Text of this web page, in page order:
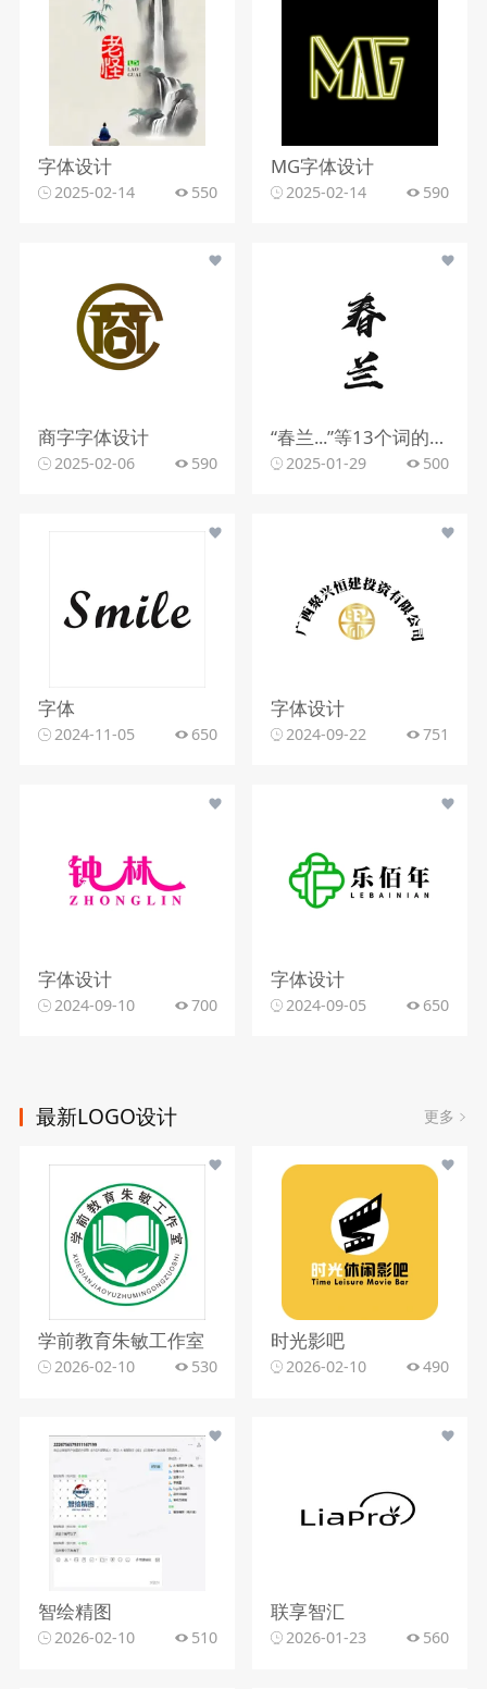
字体设计
2025-02-14 550
MG字体设计
2025-02-14 590
商字字体设计
2025-02-06 590
“春兰...”等13个词的字体设计
2025-01-29 500
字体
2024-11-05 650
字体设计
2024-09-22 751
字体设计
2024-09-10 700
字体设计
2024-09-05 650
最新LOGO设计 更多
学前教育朱敏工作室
2026-02-10 530
时光影吧
2026-02-10 490
智绘精图
2026-02-10 510
联享智汇
2026-01-23 560